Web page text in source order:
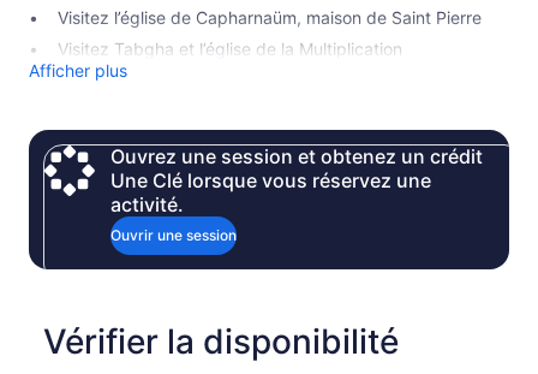
Visitez l’église de Capharnaüm, maison de Saint Pierre
Visitez Tabgha et l’église de la Multiplication
Afficher plus
Ouvrez une session et obtenez un crédit
Une Clé lorsque vous réservez une
activité.
Ouvrir une session
Vérifier la disponibilité